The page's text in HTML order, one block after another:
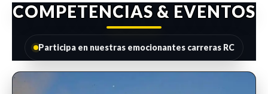
COMPETENCIAS & EVENTOS
Participa en nuestras emocionantes carreras RC
INSCRIPCIONES ABIERTAS